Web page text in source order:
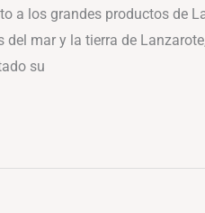
a los grandes productos de
mar y la tierra de
su